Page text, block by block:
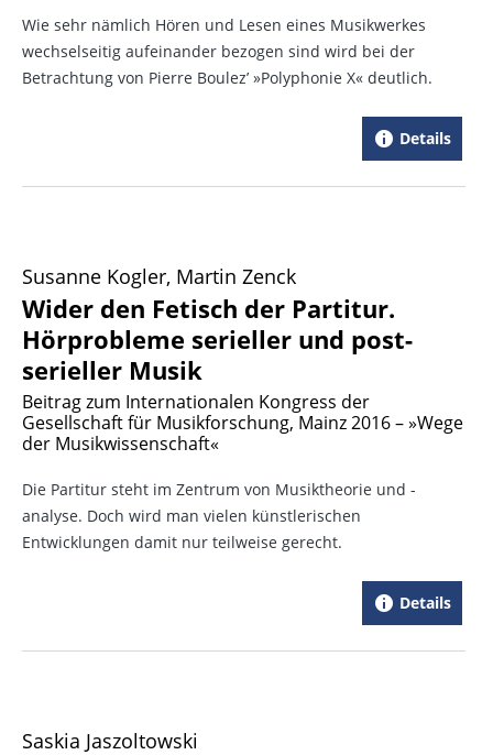
Wie sehr nämlich Hören und Lesen eines Musikwerkes
wechselseitig aufeinander bezogen sind wird bei der
Betrachtung von Pierre Boulez’ »Polyphonie X« deutlich.
Details
Susanne Kogler, Martin Zenck
Wider den Fetisch der Partitur.
Hörprobleme serieller und post-
serieller Musik
Beitrag zum Internationalen Kongress der
Gesellschaft für Musikforschung, Mainz 2016 – »Wege
der Musikwissenschaft«
Die Partitur steht im Zentrum von Musiktheorie und -
analyse. Doch wird man vielen künstlerischen
Entwicklungen damit nur teilweise gerecht.
Details
Saskia Jaszoltowski